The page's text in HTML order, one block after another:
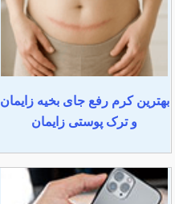
بهترین کرم رفع جای بخیه زایمان
و ترک پوستی زایمان